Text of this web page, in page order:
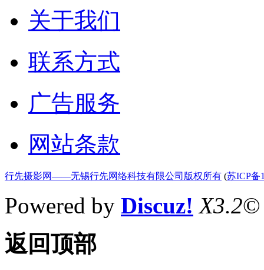
关于我们
联系方式
广告服务
网站条款
行先摄影网——无锡行先网络科技有限公司版权所有 (苏ICP备
Powered by Discuz! X3.2©
返回顶部